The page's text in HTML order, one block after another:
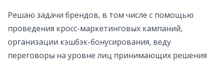
Решаю задачи брендов, в том числе с помощью
проведения кросс-маркетинговых кампаний,
организации кэшбэк-бонусирования, веду
переговоры на уровне лиц принимающих решения